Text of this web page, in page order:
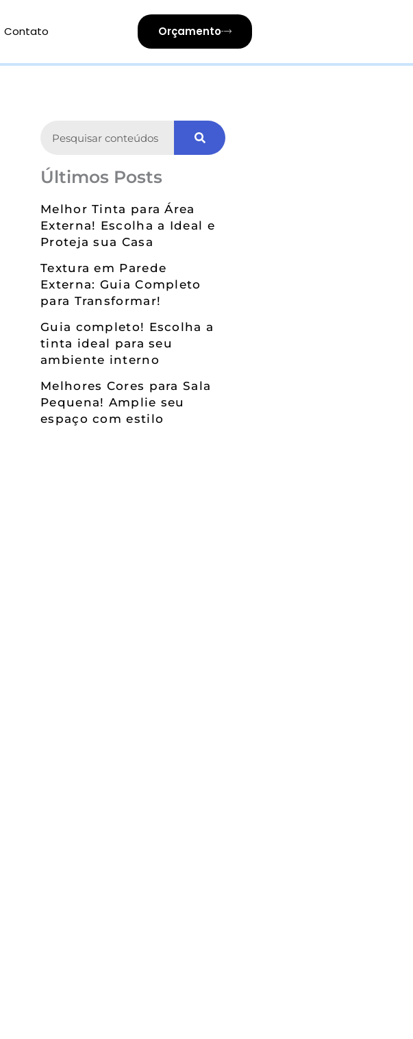
Contato Orçamento
Últimos Posts
Melhor Tinta para Área
Externa! Escolha a Ideal e
Proteja sua Casa
Textura em Parede
Externa: Guia Completo
para Transformar!
Guia completo! Escolha a
tinta ideal para seu
ambiente interno
Melhores Cores para Sala
Pequena! Amplie seu
espaço com estilo